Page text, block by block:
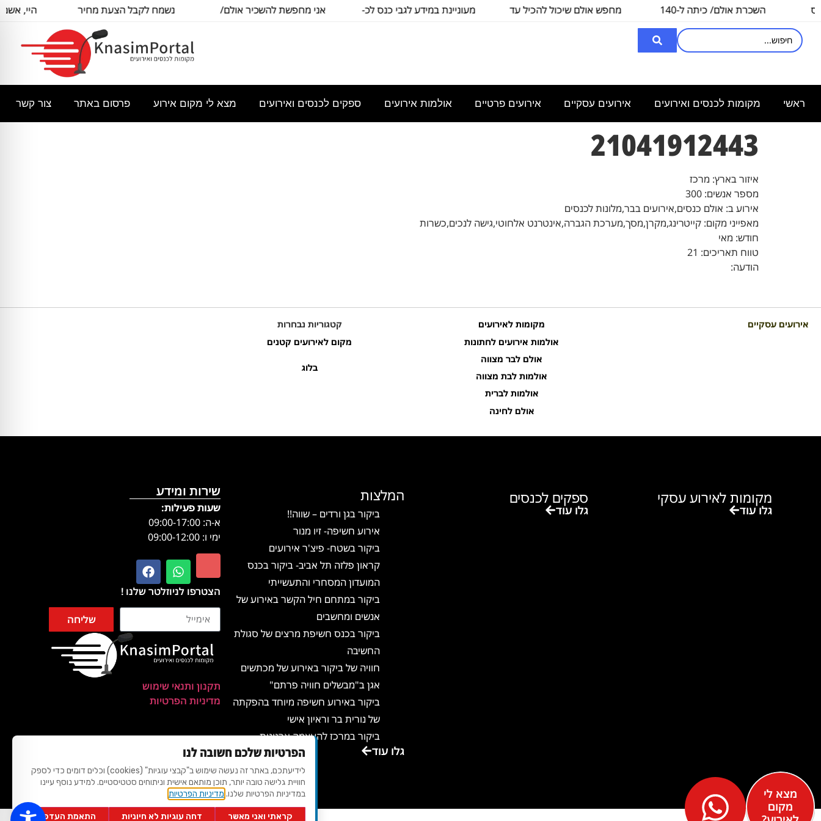
השכרת אולם/ כיתה ל-140
איש, לצורך
מחפש אולם שיכול להכיל עד
מעוניינת במידע לגבי כנס לכ-
אני מחפשת להשכיר אולם/
נשמח לקבל הצעת מחיר
היי,
ראשי מקומות לכנסים ואירועים אירועים עסקיים אירועים פרטיים אולמות אירועים ספקים לכנסים ואירועים מצא לי מקום אירוע פרסום באתר צור קשר
21041912443
איזור בארץ: מרכז
מספר אנשים: 300
אירוע ב: אולם כנסים,אירועים בבר,מלונות לכנסים
מאפייני מקום: קייטרינג,מקרן,מסך,מערכת הגברה,אינטרנט אלחוטי,גישה לנכים,כשרות
חודש: מאי
טווח תאריכים: 21
הודעה:
מצא לי
מקום
אירועים עסקיים
מקומות לאירועים
אולמות אירועים לחתונות
אולם לבר מצווה
אולמות לבת מצווה
אולמות לברית
אולם לחינה
קטגוריות נבחרות
מקום לאירועים קטנים
בלוג
מקומות לאירוע עסקי
גלו עוד
ספקים לכנסים
גלו עוד
המלצות
ביקור בגן ורדים – שווה!!
אירוע חשיפה- זיו מנור
ביקור בשטח- פיצ'ר אירועים
קראון פלזה תל אביב- ביקור בכנס
המועדון המסחרי והתעשייתי
ביקור במתחם חיל הקשר באירוע של
אנשים ומחשבים
ביקור בכנס חשיפת מרצים של סגולת
החשיבה
חוויה של ביקור באירוע של מכתשים
אגן ב"מבשלים חוויה פרתם"
ביקור באירוע חשיפה מיוחד בהפקתה
של נורית בר וראיון אישי
ביקור במרכז להעצמה ארגונית
ואישית – שדות ישראל
ביקור באגדת דשא – מקום מהאגדות
ביקור במרכז הכנסים משכנות שאננים
גלו עוד
שירות ומידע
שעות פעילות:
א-ה: 09:00-17:00
ימי ו: 09:00-12:00
הצטרפו לניוזלטר שלנו !
שליחה
תקנון ותנאי שימוש
מדיניות הפרטיות
הפרטיות שלכם חשובה לנו
לידיעתכם, באתר זה נעשה שימוש ב"קבצי עוגיות" (cookies) וכלים דומים כדי לספק
חוויית גלישה טובה יותר, תוכן מותאם אישית וניתוחים סטטיסטיים. למידע נוסף עיינו
במדיניות הפרטיות שלנו. מדיניות הפרטיות
קראתי ואני מאשר דחה עוגיות לא חיוניות התאמת העדפות